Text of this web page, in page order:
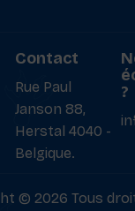
Contact
Rue Paul
Janson 88,
Herstal 4040 -
Belgique.
?
© 2026 Tous